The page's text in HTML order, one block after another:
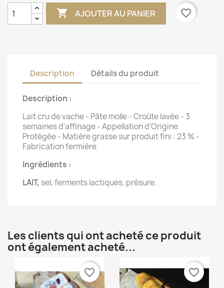
 AJOUTER AU PANIER favorite_border
Description Détails du produit
Description :
Lait cru de vache - Pâte molle - Croûte lavée - 3
semaines d'affinage - Appellation d'Origine
Protégée - Matière grasse sur produit fini : 23 % -
Fabrication fermière
Ingrédients :
LAIT, sel, ferments lactiques, présure.
Les clients qui ont acheté ce produit
ont également acheté...
favorite_border favorite_border